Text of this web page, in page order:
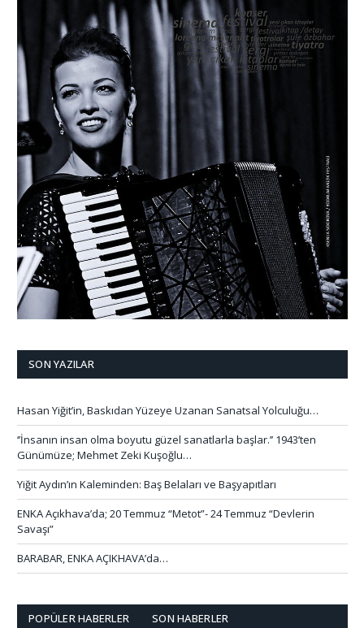
SON YAZILAR
Hasan Yiğit’in, Baskıdan Yüzeye Uzanan Sanatsal Yolculuğu…
‘’İnsanın insan olma boyutu güzel sanatlarla başlar.’’ 1943’ten
Günümüze; Mehmet Zeki Kuşoğlu…
Yiğit Aydın’ın Kaleminden: Baş Belaları ve Başyapıtları
ENKA Açıkhava’da; 20 Temmuz “Metot”- 24 Temmuz “Devlerin
Savaşı”
BARABAR, ENKA AÇIKHAVA’da…
POPÜLER HABERLER SON HABERLER